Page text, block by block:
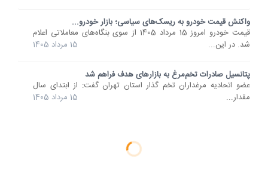
واکنش قیمت خودرو به ریسک‌های سیاسی؛ بازار خودرو...
قیمت خودرو امروز 15 مرداد 1405 از سوی بنگاه‌های معاملاتی اعلام
شد. در این...
15 مرداد 1405
پتانسیل صادرات تخم‌مرغ به بازارهای هدف فراهم شد
عضو اتحادیه مرغداران تخم گذار استان تهران گفت: از ابتدای سال
مقدار...
15 مرداد 1405